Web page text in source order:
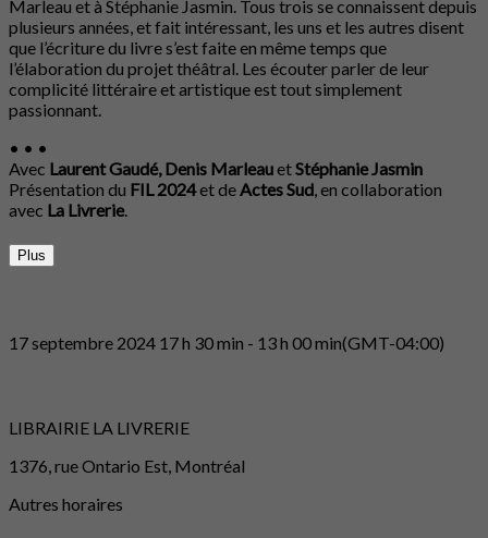
Marleau et à Stéphanie Jasmin. Tous trois se connaissent depuis
plusieurs années, et fait intéressant, les uns et les autres disent
que l’écriture du livre s’est faite en même temps que
l’élaboration du projet théâtral. Les écouter parler de leur
complicité littéraire et artistique est tout simplement
passionnant.
• • •
Avec Laurent Gaudé, Denis MarleauetStéphanie Jasmin
Présentation du FIL 2024et deActes Sud, en collaboration
avec La Livrerie.
Plus
17 septembre 2024 17 h 30 min - 13 h 00 min(GMT-04:00)
LIBRAIRIE LA LIVRERIE
1376, rue Ontario Est, Montréal
Autres horaires